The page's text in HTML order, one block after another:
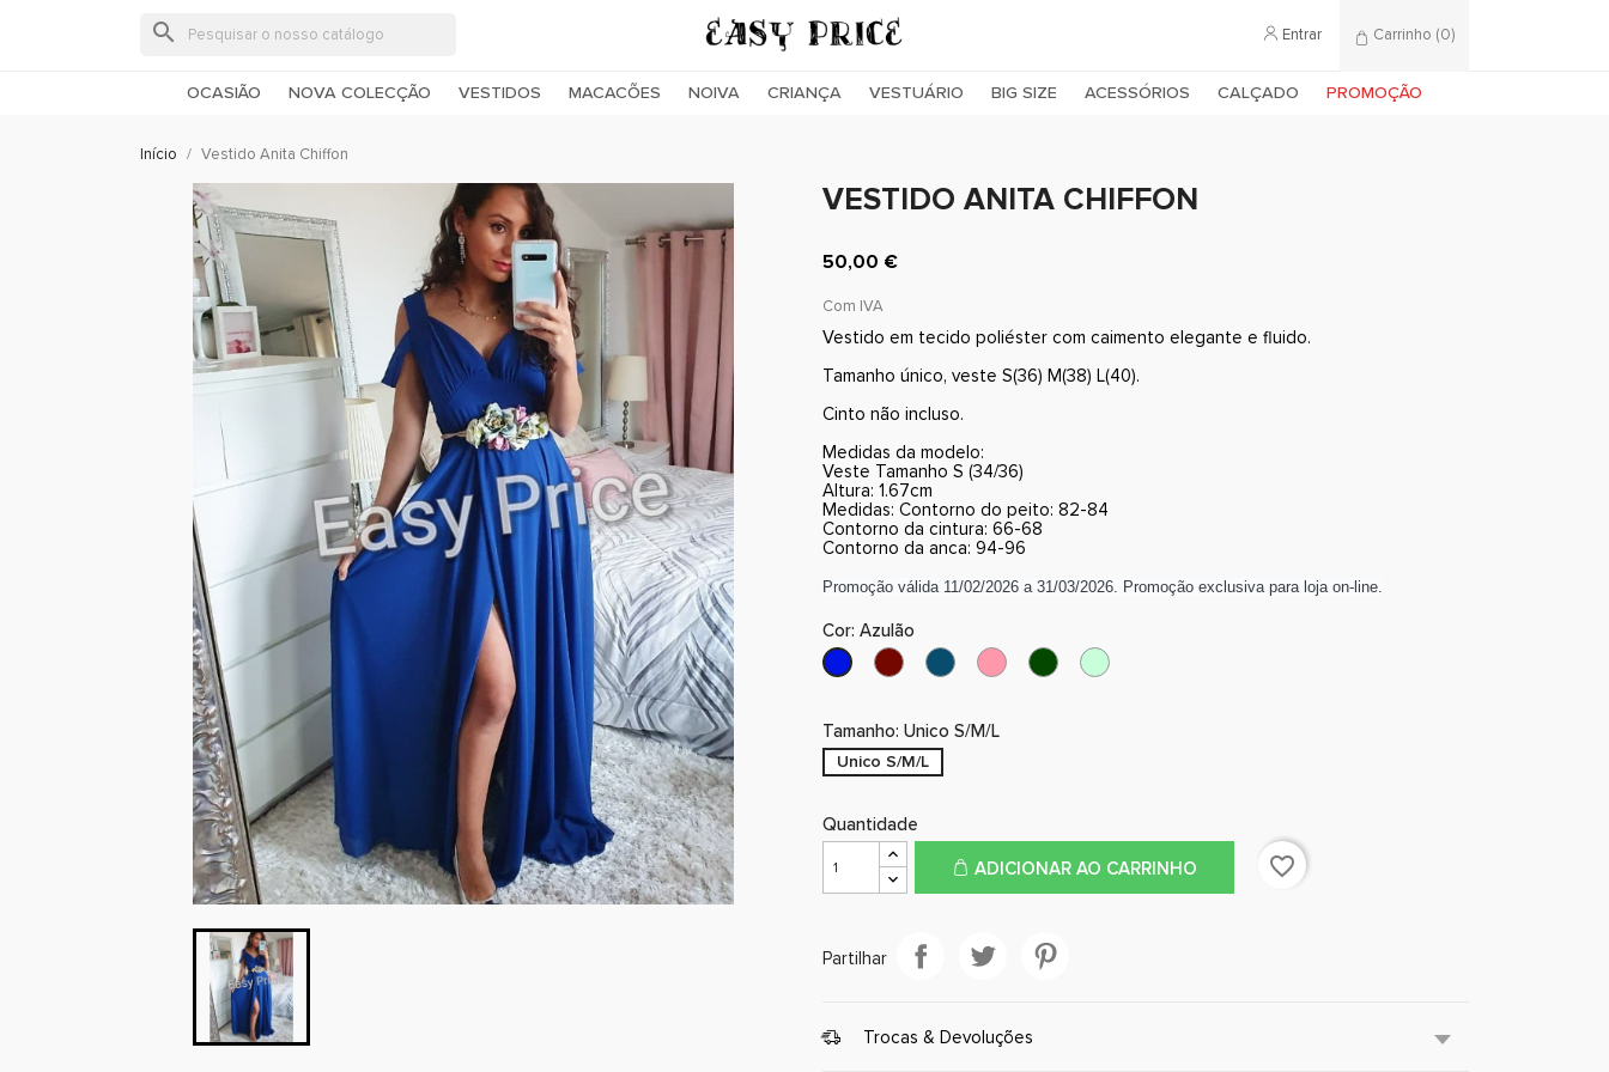
search Entrar Carrinho (0)
OCASIÃO NOVA COLECÇÃO VESTIDOS MACACÕES NOIVA CRIANÇA VESTUÁRIO BIG SIZE ACESSÓRIOS CALÇADO PROMOÇÃO
Início Vestido Anita Chiffon
VESTIDO ANITA CHIFFON
50,00 €
Com IVA
Vestido em tecido poliéster com caimento elegante e fluido.
Tamanho único, veste S(36) M(38) L(40).
Cinto não incluso.
Medidas da modelo:
Veste Tamanho S (34/36)
Altura: 1.67cm
Medidas: Contorno do peito: 82-84
Contorno da cintura: 66-68
Contorno da anca: 94-96
Promoção válida 11/02/2026 a 31/03/2026. Promoção exclusiva para loja on-line.
Cor: Azulão
AzulãoBordo Azul
petróleo
Rosa
velho
Verde
garrafa
Verde
agua
Tamanho: Unico S/M/L
Unico S/M/L
Quantidade
ADICIONAR AO CARRINHO favorite_border
Partilhar
Trocas & Devoluções